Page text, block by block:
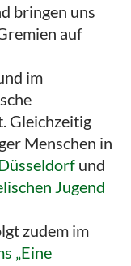
bringen uns
auf
im
Gleichzeitig
Menschen in
und
Jugend
zudem im
„Eine